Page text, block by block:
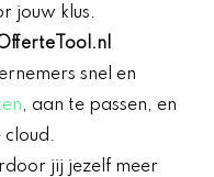
jouw klus.
snel en
, aan te passen, en
cloud.
jij jezelf meer